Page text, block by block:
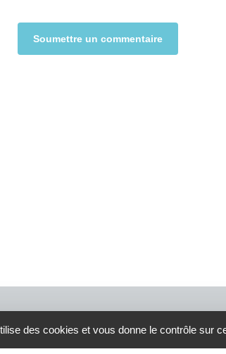
des cookies et vous donne le contrôle sur